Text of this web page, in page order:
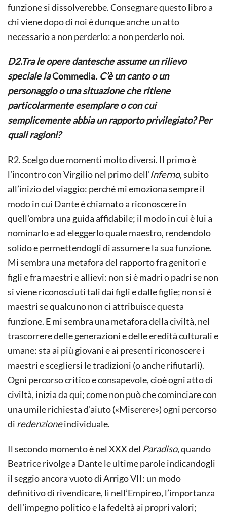
funzione si dissolverebbe. Consegnare questo libro a
chi viene dopo di noi è dunque anche un atto
necessario a non perderlo: a non perderlo noi.
D2.Tra le opere dantesche assume un rilievo
speciale laCommedia. C’è un canto o un
personaggio o una situazione che ritiene
particolarmente esemplare o con cui
semplicemente abbia un rapporto privilegiato? Per
quali ragioni?
R2. Scelgo due momenti molto diversi. Il primo è
l’incontro con Virgilio nel primo dell’Inferno, subito
all’inizio del viaggio: perché mi emoziona sempre il
modo in cui Dante è chiamato a riconoscere in
quell’ombra una guida affidabile; il modo in cui è lui a
nominarlo e ad eleggerlo quale maestro, rendendolo
solido e permettendogli di assumere la sua funzione.
Mi sembra una metafora del rapporto fra genitori e
figli e fra maestri e allievi: non si è madri o padri se non
si viene riconosciuti tali dai figli e dalle figlie; non si è
maestri se qualcuno non ci attribuisce questa
funzione. E mi sembra una metafora della civiltà, nel
trascorrere delle generazioni e delle eredità culturali e
umane: sta ai più giovani e ai presenti riconoscere i
maestri e scegliersi le tradizioni (o anche rifiutarli).
Ogni percorso critico e consapevole, cioè ogni atto di
civiltà, inizia da qui; come non può che cominciare con
una umile richiesta d’aiuto («Miserere») ogni percorso
di redenzioneindividuale.
Il secondo momento è nel XXX del Paradiso, quando
Beatrice rivolge a Dante le ultime parole indicandogli
il seggio ancora vuoto di Arrigo VII: un modo
definitivo di rivendicare, lì nell’Empireo, l’importanza
dell’impegno politico e la fedeltà ai propri valori;